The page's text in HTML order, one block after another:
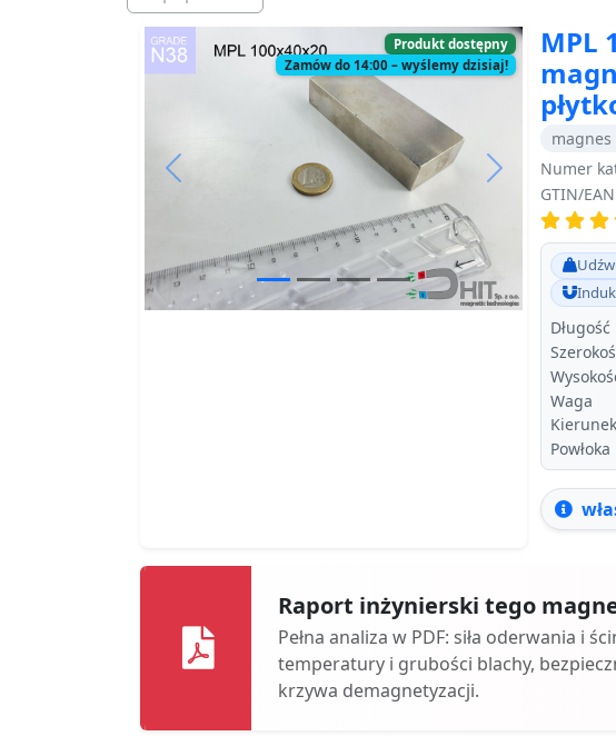
Produkt dostępny
Zamów do 14:00 – wyślemy dzisiaj!
MPL
Numer
GTIN/
Długość
Waga
Powłoka
Raport inżynierski tego
Pełna analiza w PDF: siła oderwania i
temperatury i grubości blachy,
krzywa demagnetyzacji.